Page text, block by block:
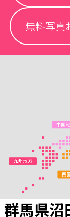
無料写真
群馬県沼